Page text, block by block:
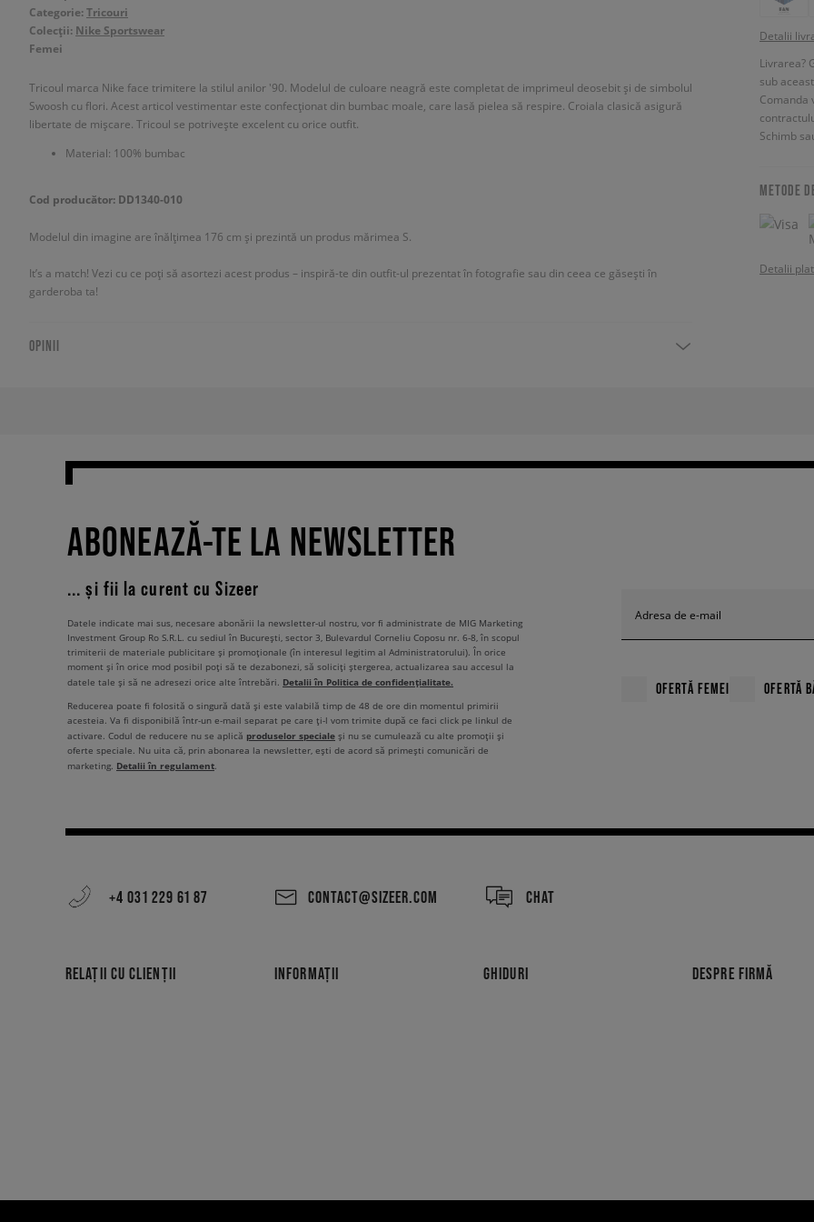
Categorie:Tricouri
Colecții: Nike Sportswear
Femei
Tricoul marca Nike face trimitere la stilul anilor '90. Modelul de culoare neagră este completat de imprimeul deosebit și de simbolul
Swoosh cu flori. Acest articol vestimentar este confecționat din bumbac moale, care lasă pielea să respire. Croiala clasică asigură
libertate de mișcare. Tricoul se potrivește excelent cu orice outfit.
Material: 100% bumbac
Cod producător: DD1340-010
Modelul din imagine are înălțimea 176 cm și prezintă un produs mărimea S.
It’s a match! Vezi cu ce poți să asortezi acest produs – inspiră-te din outfit-ul prezentat în fotografie sau din ceea ce găsești în
garderoba ta!
OPINII
Detalii
Livrarea?
sub
Comanda
Schimb
METODE
Detalii
ABONEAZĂ-TE LA NEWSLETTER
... și fii la curent cu Sizeer
Adresa de e-mail
OFERTĂ FEMEI OFERTĂ
Datele indicate mai sus, necesare abonării la newsletter-ul nostru, vor fi administrate de MIG Marketing
Investment Group Ro S.R.L. cu sediul în București, sector 3, Bulevardul Corneliu Coposu nr. 6-8, în scopul
trimiterii de materiale publicitare și promoționale (în interesul legitim al Administratorului). În orice
moment și în orice mod posibil poți să te dezabonezi, să soliciți ștergerea, actualizarea sau accesul la
datele tale și să ne adresezi orice alte întrebări. Detalii în Politica de confidențialitate.
Reducerea poate fi folosită o singură dată și este valabilă timp de 48 de ore din momentul primirii
acesteia. Va fi disponibilă într-un e-mail separat pe care ți-l vom trimite după ce faci click pe linkul de
activare. Codul de reducere nu se aplică produselor speciale și nu se cumulează cu alte promoții și
oferte speciale. Nu uita că, prin abonarea la newsletter, ești de acord să primești comunicări de
marketing. Detalii în regulament.
+4 031 229 61 87 CONTACT@SIZEER.COM CHAT
RELAȚII CU CLIENȚII INFORMAȚII GHIDURI DESPRE FIRMĂ